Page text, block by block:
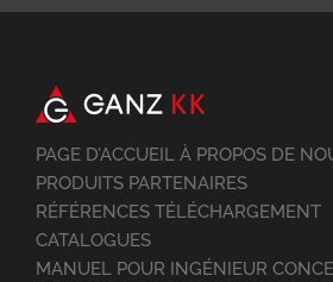
PAGE D’ACCUEIL À PROPOS DE
PRODUITS PARTENAIRES
RÉFÉRENCES TÉLÉCHARGEMENT
CATALOGUES
MANUEL POUR INGÉNIEUR